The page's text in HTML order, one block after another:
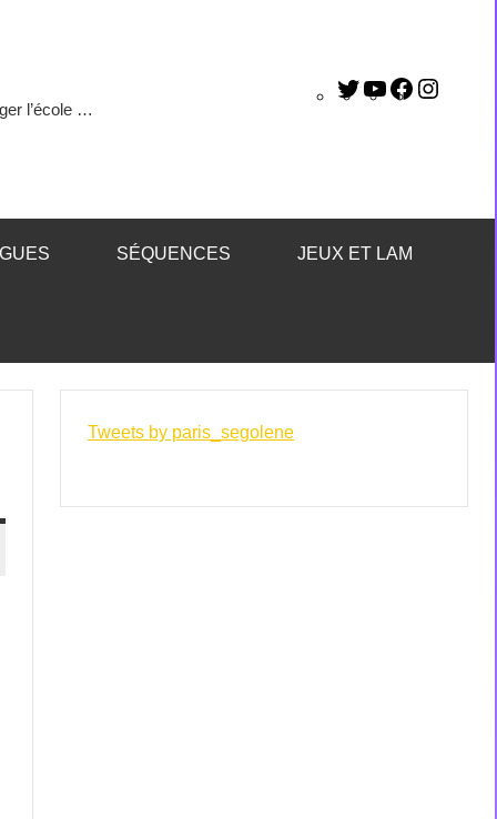
l’école …
SÉQUENCES JEUX ET LAM
Tweets by paris_segolene